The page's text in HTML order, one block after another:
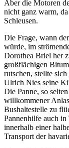
Aber die Motoren
nicht ganz warm,
Schleusen.
Die Frage, wann
würde, im
Dorothea Briel her
großflächigen
rutschen, stellte
Ulrich Nies seine
Die Panne, so
willkommener
Bushaltestelle zu
Pannenhilfe auch
innerhalb einer
Transport der